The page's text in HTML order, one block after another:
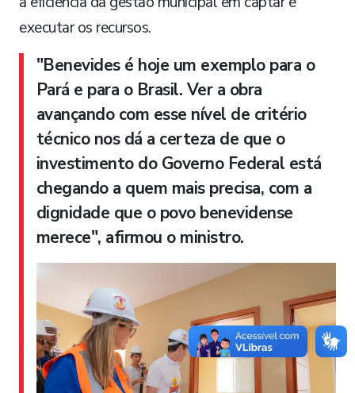
executar os recursos.
"Benevides é hoje um exemplo para o
Pará e para o Brasil. Ver a obra
avançando com esse nível de critério
técnico nos dá a certeza de que o
investimento do Governo Federal está
chegando a quem mais precisa, com a
dignidade que o povo benevidense
merece", afirmou o ministro.